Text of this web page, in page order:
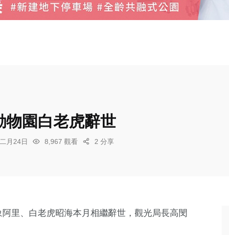
物園白老虎辭世
月24日 8,967 觀看 2 分享
里、白老虎昭海本月相繼辭世，觀光局長高閔